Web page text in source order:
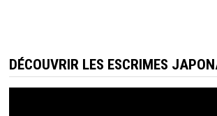
DÉCOUVRIR LES ESCRIMES